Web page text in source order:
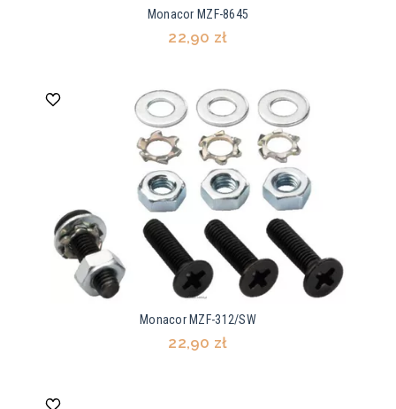
Monacor MZF-8645
22,90 zł
Monacor MZF-312/SW
22,90 zł